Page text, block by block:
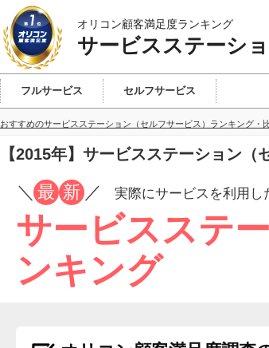
オリコン顧客満足度ランキング
サービスステーシ
フルサービス セルフサービス
おすすめのサービスステーション（セルフサービス）ランキング・
【2015年】サービスステーション
／ 最 新 ／ 実際にサービスを利用し
サービスステ
ンキング